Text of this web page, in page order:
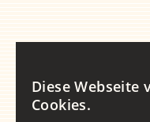
Diese Webseite
Cookies.